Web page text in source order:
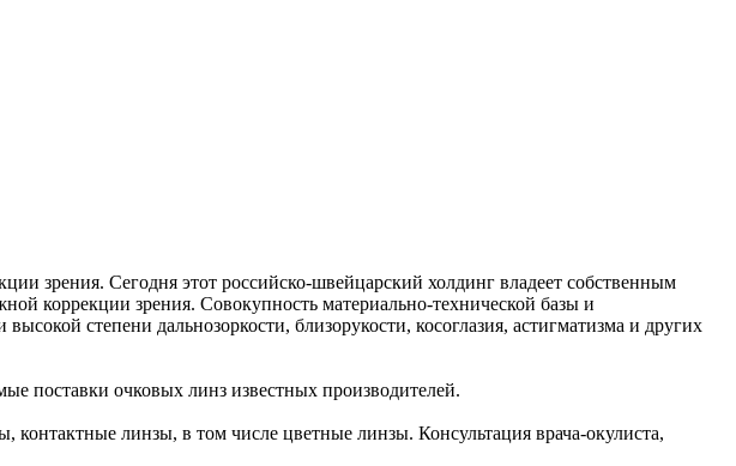
зрения. Сегодня этот российско-швейцарский холдинг владеет собственным
коррекции зрения. Совокупность материально-технической базы и
степени дальнозоркости, близорукости, косоглазия, астигматизма и других
поставки очковых линз известных производителей.
линзы, в том числе цветные линзы. Консультация врача-окулиста,